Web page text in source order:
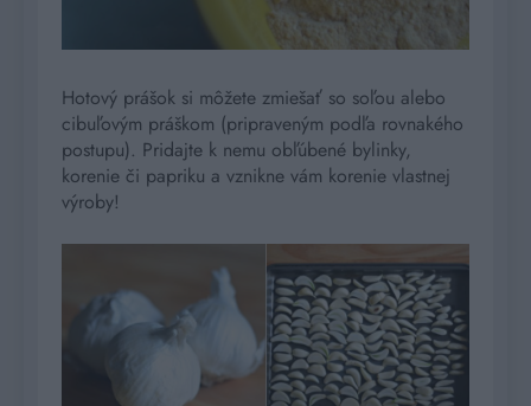
Hotový prášok si môžete zmiešať so soľou alebo
cibuľovým práškom (pripraveným podľa rovnakého
postupu). Pridajte k nemu obľúbené bylinky,
korenie či papriku a vznikne vám korenie vlastnej
výroby!